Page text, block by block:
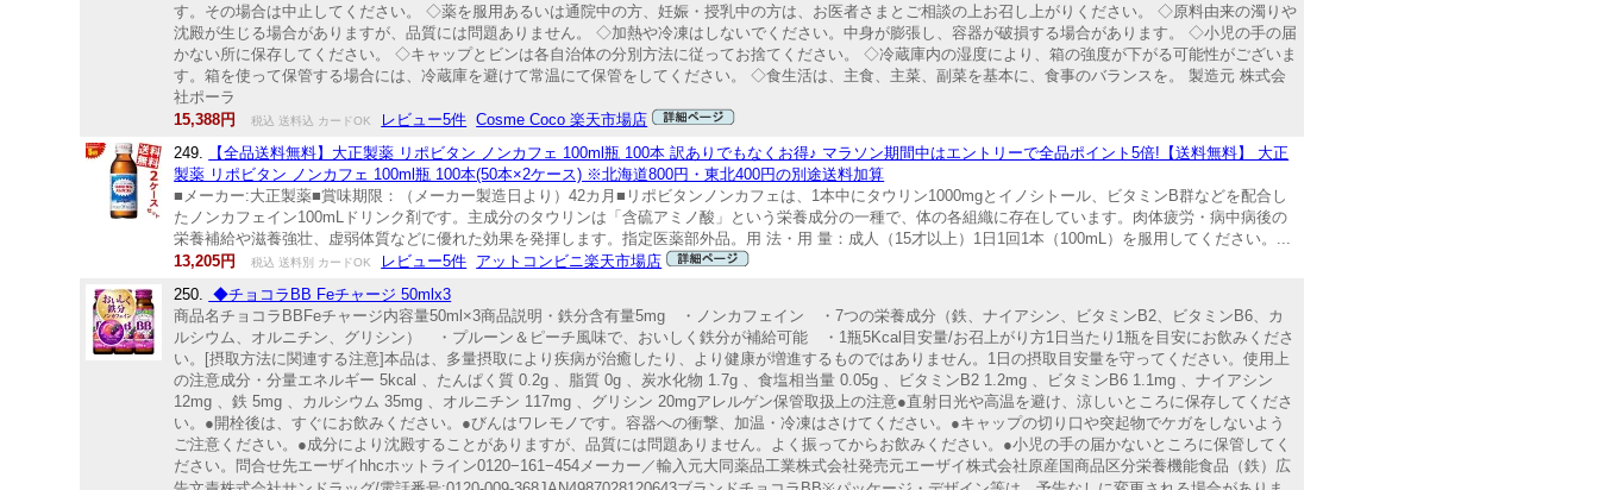
す。その場合は中止してください。 ◇薬を服用あるいは通院中の方、妊娠・授乳中の方は、お医者さまとご相談の上お召し上がりください。 ◇原料由来の濁りや
沈殿が生じる場合がありますが、品質には問題ありません。 ◇加熱や冷凍はしないでください。中身が膨張し、容器が破損する場合があります。 ◇小児の手の届
かない所に保存してください。 ◇キャップとビンは各自治体の分別方法に従ってお捨てください。 ◇冷蔵庫内の湿度により、箱の強度が下がる可能性がございま
す。箱を使って保管する場合には、冷蔵庫を避けて常温にて保管をしてください。 ◇食生活は、主食、主菜、副菜を基本に、食事のバランスを。 製造元 株式会
社ポーラ
15,388円
税込 送料込 カードOK レビュー5件 Cosme Coco 楽天市場店
249.
【全品送料無料】大正製薬 リポビタン ノンカフェ 100ml瓶 100本 訳ありでもなくお得♪ マラソン期間中はエントリーで全品ポイント5倍!【送料無料】 大正
製薬 リポビタン ノンカフェ 100ml瓶 100本(50本×2ケース) ※北海道800円・東北400円の別途送料加算
■メーカー:大正製薬■賞味期限：（メーカー製造日より）42カ月■リポビタンノンカフェは、1本中にタウリン1000mgとイノシトール、ビタミンB群などを配合し
たノンカフェイン100mLドリンク剤です。主成分のタウリンは「含硫アミノ酸」という栄養成分の一種で、体の各組織に存在しています。肉体疲労・病中病後の
栄養補給や滋養強壮、虚弱体質などに優れた効果を発揮します。指定医薬部外品。用 法・用 量：成人（15才以上）1日1回1本（100mL）を服用してください。...
13,205円
税込 送料別 カードOK レビュー5件 アットコンビニ楽天市場店
250. ◆チョコラBB Feチャージ 50mlx3
商品名チョコラBBFeチャージ内容量50ml×3商品説明・鉄分含有量5mg ・ノンカフェイン ・7つの栄養成分（鉄、ナイアシン、ビタミンB2、ビタミンB6、カ
ルシウム、オルニチン、グリシン） ・プルーン＆ピーチ風味で、おいしく鉄分が補給可能 ・1瓶5Kcal目安量/お召上がり方1日当たり1瓶を目安にお飲みくださ
い。[摂取方法に関連する注意]本品は、多量摂取により疾病が治癒したり、より健康が増進するものではありません。1日の摂取目安量を守ってください。使用上
の注意成分・分量エネルギー 5kcal 、たんぱく質 0.2g 、脂質 0g 、炭水化物 1.7g 、食塩相当量 0.05g 、ビタミンB2 1.2mg 、ビタミンB6 1.1mg 、ナイアシン
12mg 、鉄 5mg 、カルシウム 35mg 、オルニチン 117mg 、グリシン 20mgアレルゲン保管取扱上の注意●直射日光や高温を避け、涼しいところに保存してくださ
い。●開栓後は、すぐにお飲みください。●びんはワレモノです。容器への衝撃、加温・冷凍はさけてください。●キャップの切り口や突起物でケガをしないよう
ご注意ください。●成分により沈殿することがありますが、品質には問題ありません。よく振ってからお飲みください。●小児の手の届かないところに保管してく
ださい。問合せ先エーザイhhcホットライン0120−161−454メーカー／輸入元大同薬品工業株式会社発売元エーザイ株式会社原産国商品区分栄養機能食品（鉄）広